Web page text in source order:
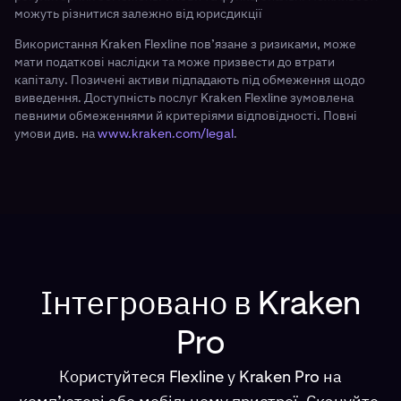
можуть різнитися залежно від юрисдикції
Використання Kraken Flexline пов’язане з ризиками, може
мати податкові наслідки та може призвести до втрати
капіталу. Позичені активи підпадають під обмеження щодо
виведення. Доступність послуг Kraken Flexline зумовлена
певними обмеженнями й критеріями відповідності. Повні
умови див. наwww.kraken.com/legal.
Інтегровано в Kraken
Pro
Користуйтеся Flexline у Kraken Pro на